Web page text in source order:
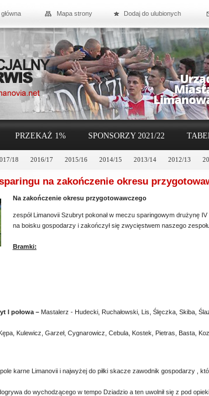
Mapa strony Dodaj do ulubionych
18 2016/17 2015/16 2014/15 2013/14 2012/13
PRZEKAŻ 1% SPONSORZY 2021/22
na zakończenie okresu
Na zakończenie okresu przygotowawczego
zespół Limanovii Szubryt pokonał w meczu sparingowym drużynę
na boisku gospodarzy i zakończył się zwycięstwem naszego
Bramki:
I połowa – Mastalerz - Hudecki, Ruchałowski, Lis, Ślęczka, Skiba,
Kulewicz, Garzeł, Cygnarowicz, Cebula, Kostek, Pietras, Basta,
karne Limanovii i najwyżej do piłki skacze zawodnik gospodarzy ,
do wychodzącego w tempo Dziadzio a ten uwolnił się z pod